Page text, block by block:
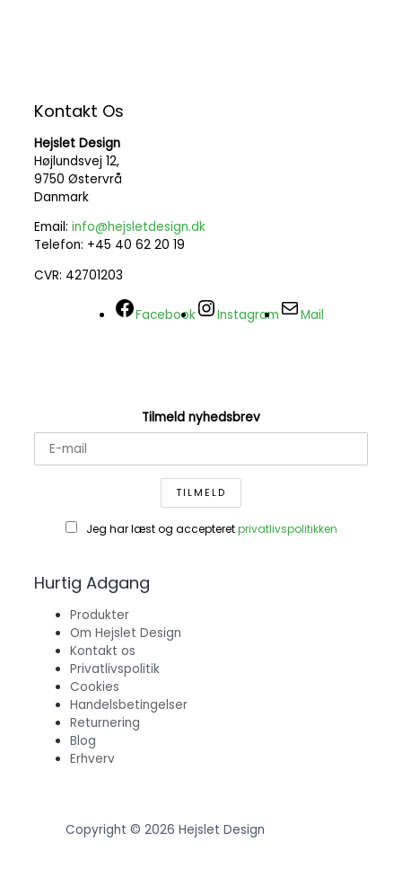
Kontakt Os
Hejslet Design
Højlundsvej 12,
9750 Østervrå
Danmark
Email: info@hejsletdesign.dk
Telefon: +45 40 62 20 19
CVR: 42701203
Facebook Instagram Mail
Tilmeld nyhedsbrev
Jeg har læst og accepteretprivatlivspolitikken
Hurtig Adgang
Produkter
Om Hejslet Design
Kontakt os
Privatlivspolitik
Cookies
Handelsbetingelser
Returnering
Blog
Erhverv
Copyright © 2026 Hejslet Design